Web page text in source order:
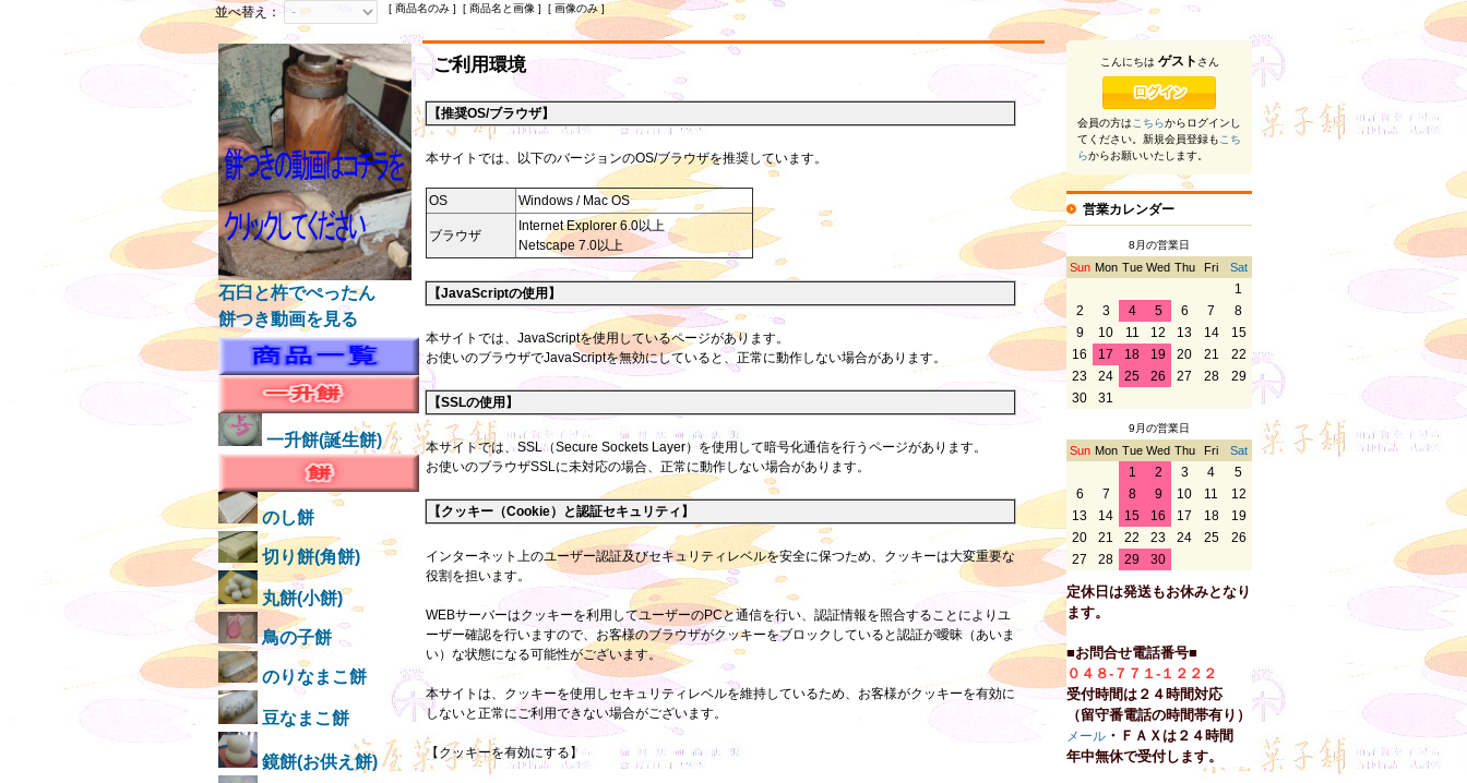
並べ替え： [ 商品名のみ ] [ 商品名と画像 ] [ 画像のみ ]
ご利用環境
【推奨OS/ブラウザ】
本サイトでは、以下のバージョンのOS/ブラウザを推奨しています。
OS Windows / Mac OS
ブラウザ
Internet Explorer 6.0以上
Netscape 7.0以上
【JavaScriptの使用】
本サイトでは、JavaScriptを使用しているページがあります。
お使いのブラウザでJavaScriptを無効にしていると、正常に動作しない場合があります。
【SSLの使用】
本サイトでは、SSL（Secure Sockets Layer）を使用して暗号化通信を行うページがあります。
お使いのブラウザSSLに未対応の場合、正常に動作しない場合があります。
【クッキー（Cookie）と認証セキュリティ】
インターネット上のユーザー認証及びセキュリティレベルを安全に保つため、クッキーは大変重要な
役割を担います。
WEBサーバーはクッキーを利用してユーザーのPCと通信を行い、認証情報を照合することによりユ
ーザー確認を行いますので、お客様のブラウザがクッキーをブロックしていると認証が曖昧（あいま
い）な状態になる可能性がございます。
本サイトは、クッキーを使用しセキュリティレベルを維持しているため、お客様がクッキーを有効に
しないと正常にご利用できない場合がございます。
【クッキーを有効にする】
石臼と杵でぺったん
餅つき動画を見る
一升餅(誕生餅)
のし餅
切り餅(角餅)
丸餅(小餅)
鳥の子餅
のりなまこ餅
豆なまこ餅
鏡餅(お供え餅)
こんにちは ゲスト さん
会員の方はこちらからログインし
てください。新規会員登録もこち
らからお願いいたします。
営業カレンダー
8月の営業日
Sun Mon Tue Wed Thu Fri Sat
1
2
3 4 5 6 7
8
9
10 11 12 13 14
15
16
17 18 19 20 21
22
23
24 25 26 27 28
29
30
31
9月の営業日
Sun Mon Tue Wed Thu Fri Sat
1 2 3 4
5
6
7 8 9 10 11
12
13
14 15 16 17 18
19
20
21 22 23 24 25
26
27
28 29 30
定休日は発送もお休みとなり
ます。
■お問合せ電話番号■
０４８-７７１-１２２２
受付時間は２４時間対応
（留守番電話の時間帯有り）
メール ・ＦＡＸは２４時間
年中無休で受付します。